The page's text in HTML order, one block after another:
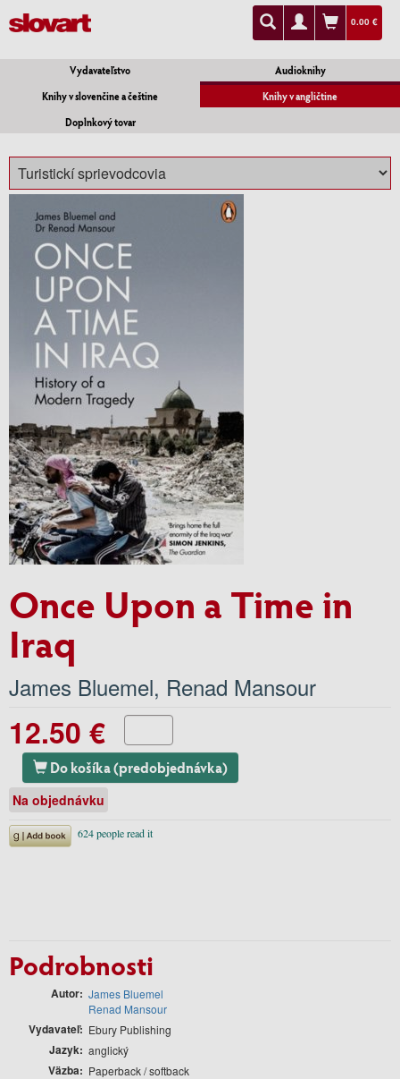
0.00 €
Vydavateľstvo
Audioknihy
Knihy v slovenčine a češtine
Knihy v angličtine
Doplnkový tovar
Once Upon a Time in
Iraq
James Bluemel, Renad Mansour
12.50 €
Do košíka (predobjednávka)
Na objednávku
Podrobnosti
Autor James Bluemel
Renad Mansour
Vydavateľ Ebury Publishing
Jazyk anglický
Väzba Paperback / softback